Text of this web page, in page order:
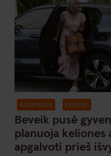
Automobilis Kelionės
Beveik pusė
planuoja
apgalvoti prieš